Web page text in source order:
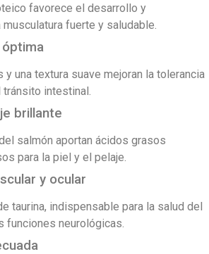
favorece el desarrollo y
fuerte y saludable.
una textura suave mejoran la tolerancia
intestinal.
brillante
salmón aportan ácidos grasos
para la piel y el pelaje.
y ocular
taurina, indispensable para la salud del
funciones neurológicas.